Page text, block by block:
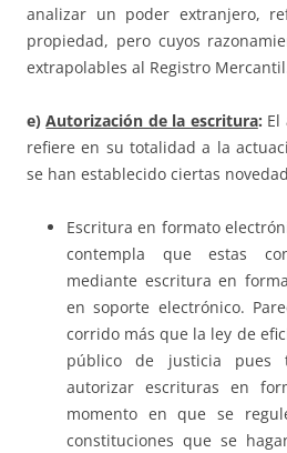
analizar un poder extranjero,
propiedad, pero cuyos
extrapolables al Registro
e)Autorización de la escritura: El
refiere en su totalidad a la
se han establecido ciertas
Escritura en formato
contempla que estas
mediante escritura en
en soporte electrónico.
corrido más que la ley de
público de justicia pues
autorizar escrituras en
momento en que se
constituciones que se